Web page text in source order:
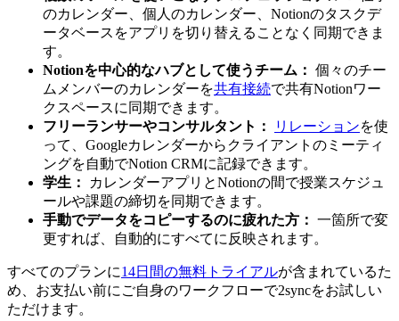
のカレンダー、個人のカレンダー、Notionのタスクデ
ータベースをアプリを切り替えることなく同期できま
す。
Notionを中心的なハブとして使うチーム： 個々のチー
ムメンバーのカレンダーを共有接続で共有Notionワー
クスペースに同期できます。
フリーランサーやコンサルタント：
リレーションを使
って、Googleカレンダーからクライアントのミーティ
ングを自動でNotion CRMに記録できます。
学生：
カレンダーアプリとNotionの間で授業スケジュ
ールや課題の締切を同期できます。
手動でデータをコピーするのに疲れた方： 一箇所で変
更すれば、自動的にすべてに反映されます。
すべてのプランに14日間の無料トライアルが含まれているた
め、お支払い前にご自身のワークフローで2syncをお試しい
ただけます。